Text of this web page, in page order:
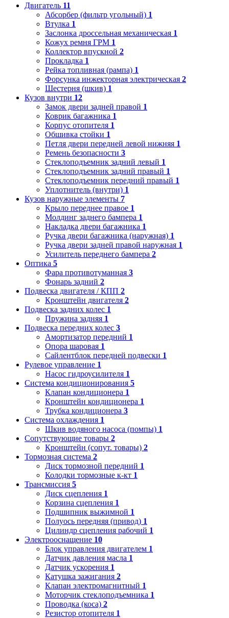
Двигатель 11
Абсорбер (фильтр угольный) 1
Втулка 1
Заслонка дроссельная механическая 1
Кожух ремня ГРМ 1
Коллектор впускной 2
Прокладка 1
Рейка топливная (рампа) 1
Форсунка инжекторная электрическая 2
Шестерня (шкив) 1
Кузов внутри 12
Замок двери задней правой 1
Коврик багажника 1
Корпус отопителя 1
Обшивка стойки 1
Петля двери передней левой нижняя 1
Ремень безопасности 3
Стеклоподъемник задний левый 1
Стеклоподъемник задний правый 1
Стеклоподъемник передний правый 1
Уплотнитель (внутри) 1
Кузов наружные элементы 7
Крыло переднее правое 1
Молдинг заднего бампера 1
Накладка двери багажника 1
Ручка двери багажника (наружная) 1
Ручка двери задней правой наружная 1
Усилитель переднего бампера 2
Оптика 5
Фара противотуманная 3
Фонарь задний 2
Подвеска двигателя / КПП 2
Кронштейн двигателя 2
Подвеска задних колес 1
Пружина задняя 1
Подвеска передних колес 3
Амортизатор передний 1
Опора шаровая 1
Сайлентблок передней подвески 1
Рулевое управление 1
Насос гидроусилителя 1
Система кондиционирования 5
Клапан кондиционера 1
Кронштейн кондиционера 1
Трубка кондиционера 3
Система охлаждения 1
Шкив водяного насоса (помпы) 1
Сопутствующие товары 2
Кронштейн (сопут. товары) 2
Тормозная система 2
Диск тормозной передний 1
Колодки тормозные к-кт 1
Трансмиссия 5
Диск сцепления 1
Корзина сцепления 1
Подшипник выжимной 1
Полуось передняя (привод) 1
Цилиндр сцепления рабочий 1
Электрооснащение 10
Блок управления двигателем 1
Датчик давления масла 1
Датчик ускорения 1
Катушка зажигания 2
Клапан электромагнитный 1
Моторчик стеклоподъемника 1
Проводка (коса) 2
Резистор отопителя 1